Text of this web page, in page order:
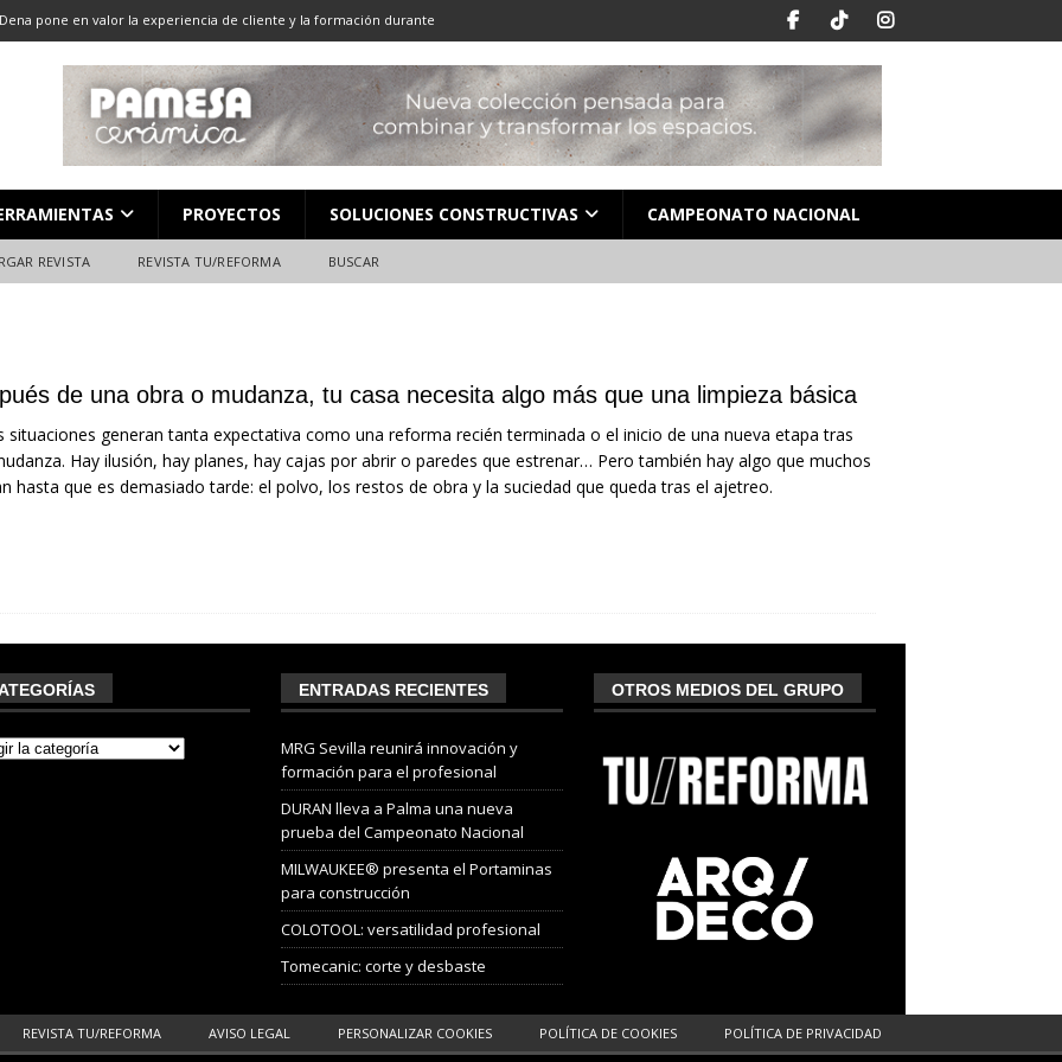
pone en valor la experiencia de cliente y la formación durante
13: CORTE DE GRAN FORMATO DESCARGAR REVISTA
8: JUNTAS DESCARGAR REVISTA
el profesional de la construcción CAMPEONATO NACIONAL
PROYECTOS SOLUCIONES CONSTRUCTIVAS CAMPEONATO NACIONAL
REVISTA REVISTA TU/REFORMA BUSCAR
de una obra o mudanza, tu casa necesita algo más que una limpieza básica
situaciones generan tanta expectativa como una reforma recién terminada o el inicio de una nueva etapa tras
Hay ilusión, hay planes, hay cajas por abrir o paredes que estrenar… Pero también hay algo que muchos
hasta que es demasiado tarde: el polvo, los restos de obra y la suciedad que queda tras el ajetreo.
ENTRADAS RECIENTES
MRG Sevilla reunirá innovación y
formación para el profesional
DURAN lleva a Palma una nueva
prueba del Campeonato Nacional
MILWAUKEE® presenta el Portaminas
para construcción
COLOTOOL: versatilidad profesional
Tomecanic: corte y desbaste
OTROS MEDIOS DEL GRUPO
REVISTA TU/REFORMA AVISO LEGAL PERSONALIZAR COOKIES POLÍTICA DE COOKIES POLÍTICA DE PRIVACIDAD